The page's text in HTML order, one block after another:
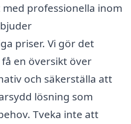
professionella inom
priser. Vi gör det
en översikt över
och säkerställa att
lösning som
Tveka inte att